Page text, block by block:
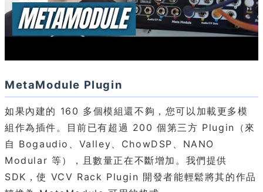
MetaModule Plugin
如果內建的 160 多個模組還不夠，您可以加載更多模
組作為插件。目前已有超過 200 個第三方 Plugin（來
自 Bogaudio、Valley、ChowDSP、NANO
Modular 等），且數量正在不斷增加。我們提供
SDK，使 VCV Rack Plugin 開發者能輕鬆將其的作品